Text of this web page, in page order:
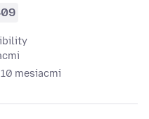
mesiacmi